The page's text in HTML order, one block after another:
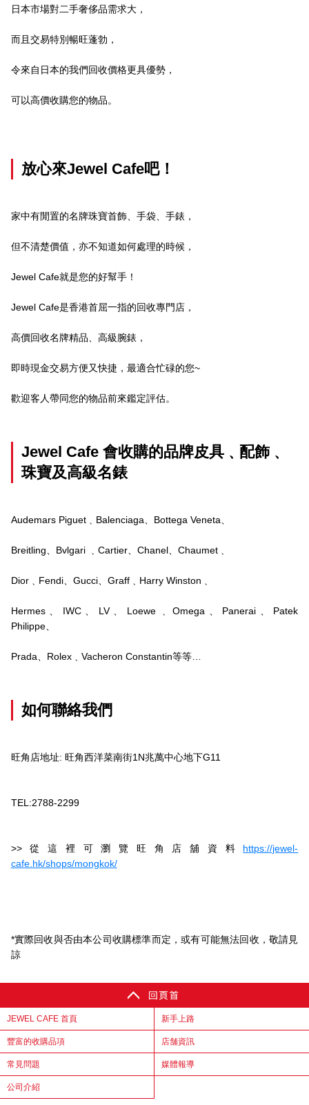
日本市場對二手奢侈品需求大，
而且交易特別暢旺蓬勃，
令來自日本的我們回收價格更具優勢，
可以高價收購您的物品。
放心來Jewel Cafe吧！
家中有閒置的名牌珠寶首飾、手袋、手錶，
但不清楚價值，亦不知道如何處理的時候，
Jewel Cafe就是您的好幫手！
Jewel Cafe是香港首屈一指的回收專門店，
高價回收名牌精品、高級腕錶，
即時現金交易方便又快捷，最適合忙碌的您~
歡迎客人帶同您的物品前來鑑定評估。
Jewel Cafe 會收購的品牌皮具﹑配飾﹑
珠寶及高級名錶
Audemars Piguet﹑Balenciaga、Bottega Veneta、
Breitling、Bvlgari ﹑Cartier、Chanel、Chaumet﹑
Dior﹑Fendi、Gucci、Graff﹑Harry Winston﹑
Hermes、IWC、LV、Loewe﹑Omega、Panerai、Patek
Philippe、
Prada、Rolex﹑Vacheron Constantin等等…
如何聯絡我們
旺角店地址: 旺角西洋菜南街1N兆萬中心地下G11
TEL:2788-2299
>>從這裡可瀏覽旺角店舖資料 https://jewel-
cafe.hk/shops/mongkok/
*實際回收與否由本公司收購標準而定，或有可能無法回收，敬請見
諒
JEWEL CAFE 首頁 新手上路
豐富的收購品項 店舗資訊
常見問題 媒體報導
公司介紹